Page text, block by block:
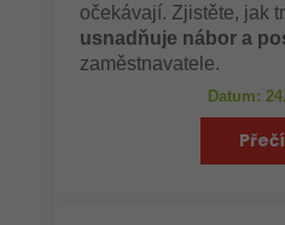
očekávají. Zjistěte, jak
usnadňuje nábor a
zaměstnavatele.
Datum: